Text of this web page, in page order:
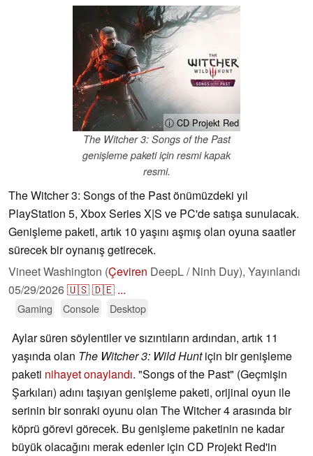
ⓘ CD Projekt Red
The Witcher 3: Songs of the Past
genişleme paketi için resmi kapak
resmi.
The Witcher 3: Songs of the Past önümüzdeki yıl
PlayStation 5, Xbox Series X|S ve PC'de satışa sunulacak.
Genişleme paketi, artık 10 yaşını aşmış olan oyuna saatler
sürecek bir oynanış getirecek.
Vineet Washington (Çeviren DeepL / Ninh Duy), Yayınlandı
05/29/2026🇺🇸🇩🇪 ...
Gaming Console Desktop
Aylar süren söylentiler ve sızıntıların ardından, artık 11
yaşında olan The Witcher 3: Wild Huntiçin bir genişleme
paketi nihayet onaylandı. "Songs of the Past" (Geçmişin
Şarkıları) adını taşıyan genişleme paketi, orijinal oyun ile
serinin bir sonraki oyunu olan The Witcher 4 arasında bir
köprü görevi görecek. Bu genişleme paketinin ne kadar
büyük olacağını merak edenler için CD Projekt Red'in